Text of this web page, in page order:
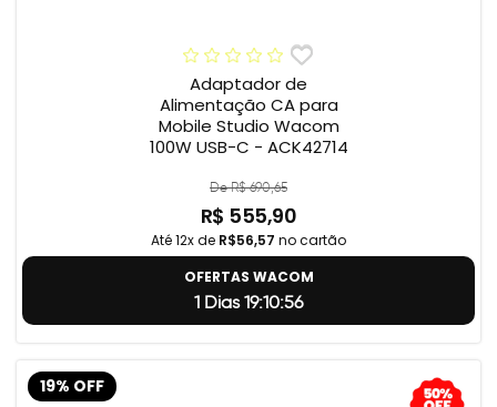
Adaptador de
Alimentação CA para
Mobile Studio Wacom
100W USB-C - ACK42714
De R$ 690,65
R$ 555,90
Até 12x de R$56,57 no cartão
OFERTAS WACOM
1 Dias 19:10:55
19% OFF